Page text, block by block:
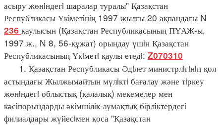
асыру жөнiндегi шаралар туралы" Қазақстан
Республикасы Үкiметiнiң 1997 жылғы 20 ақпандағы N
236 қаулысын (Қазақстан Республикасының ПҮАЖ-ы,
1997 ж., N 8, 56-құжат) орындау үшiн Қазақстан
Республикасының Үкiметi қаулы етедi: Z070310
1. Қазақстан Республикасы Әдiлет министрлiгiнiң қол
астындағы Жылжымайтын мүлiктi бағалау және тiркеу
жөнiндегi облыстық (қалалық) мекемелер мен
кәсiпорындарды әкiмшiлiк-аумақтық бiрлiктердегi
филиалдары жүйесiмен қоса "Қазақстан